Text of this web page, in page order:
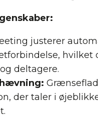
justerer
hvilket
deltagere.
der taler i